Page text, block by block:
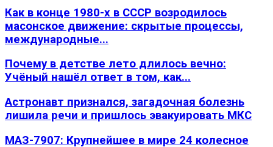
Как в конце 1980-х в СССР возродилось
масонское движение: скрытые процессы,
международные...
Почему в детстве лето длилось вечно:
Учёный нашёл ответ в том, как...
Астронавт признался, загадочная болезнь
лишила речи и пришлось эвакуировать МКС
МАЗ-7907: Крупнейшее в мире 24 колесное